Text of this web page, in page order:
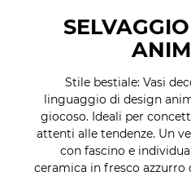
Stile bestiale: Vasi
linguaggio di design
giocoso. Ideali per
attenti alle tendenze. Un
con fascino e
ceramica in fresco azzurro